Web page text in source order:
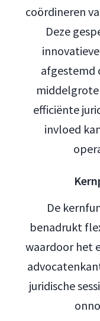
coördineren
Deze
afgestemd
efficiënte
invloed
De
benadrukt
waardoor het
juridische